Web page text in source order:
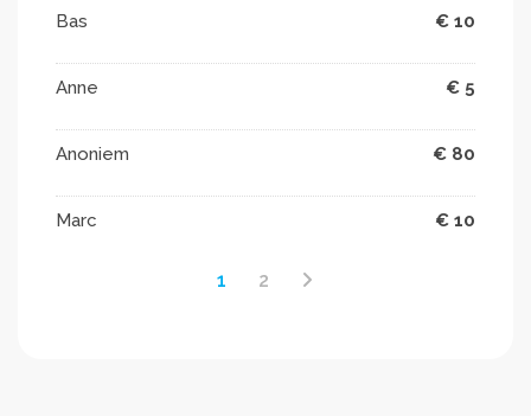
Bas € 10
Anne € 5
Anoniem € 80
Marc € 10
1 2